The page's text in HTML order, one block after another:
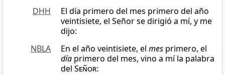
DHH
El día primero del mes primero del año
veintisiete, el Señor se dirigió a mí, y me
dijo:
NBLA
En el año veintisiete, el mes primero, el
día primero del mes, vino a mí la palabra
del Señor: